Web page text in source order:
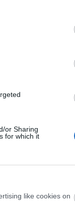
or Sharing
for which it
like cookies on
down